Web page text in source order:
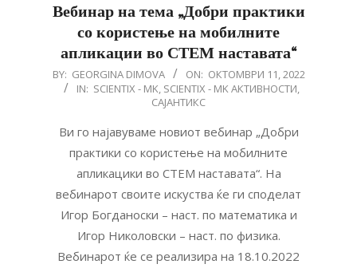
Вебинар на тема „Добри практики
со користење на мобилните
апликации во СТЕМ наставата“
2022-
10-
BY: GEORGINA DIMOVA ON: ОКТОМВРИ 11, 2022
IN: SCIENTIX - MK, SCIENTIX - MK АКТИВНОСТИ,
САЈАНТИКС
Ви го најавуваме новиот вебинар „Добри
практики со користење на мобилните
апликацики во СТЕМ наставата“. На
вебинарот своите искуства ќе ги споделат
Игор Богданоски – наст. по математика и
Игор Николовски – наст. по физика.
Вебинарот ќе се реализира на 18.10.2022